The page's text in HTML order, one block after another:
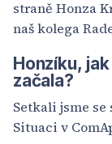
straně Honza
naš kolega
Honzíku,
začala?
Setkali jsme se
Situaci v